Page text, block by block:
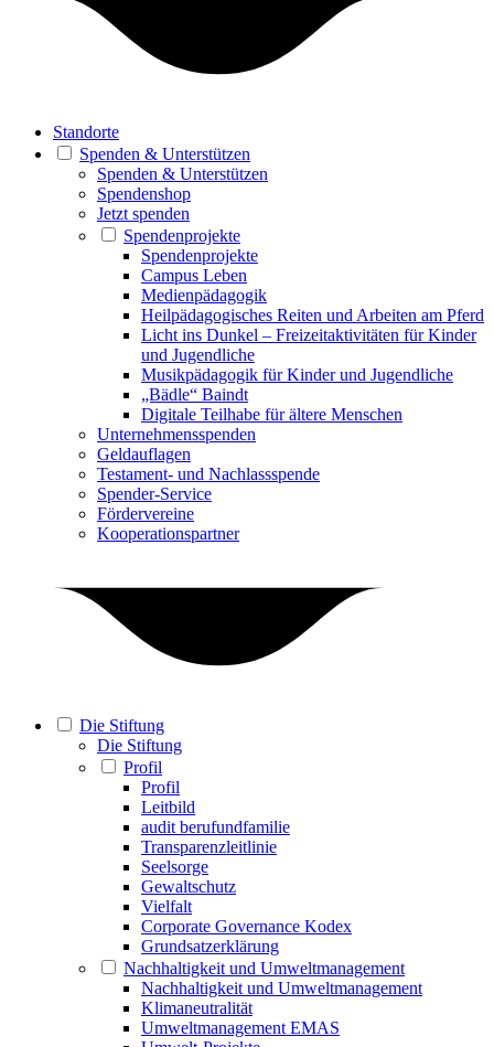
Standorte
Spenden & Unterstützen
Spenden & Unterstützen
Spendenshop
Jetzt spenden
Spendenprojekte
Spendenprojekte
Campus Leben
Medienpädagogik
Heilpädagogisches Reiten und Arbeiten am Pferd
Licht ins Dunkel – Freizeitaktivitäten für Kinder
und Jugendliche
Musikpädagogik für Kinder und Jugendliche
„Bädle“ Baindt
Digitale Teilhabe für ältere Menschen
Unternehmensspenden
Geldauflagen
Testament- und Nachlassspende
Spender-Service
Fördervereine
Kooperationspartner
Die Stiftung
Die Stiftung
Profil
Profil
Leitbild
audit berufundfamilie
Transparenzleitlinie
Seelsorge
Gewaltschutz
Vielfalt
Corporate Governance Kodex
Grundsatzerklärung
Nachhaltigkeit und Umweltmanagement
Nachhaltigkeit und Umweltmanagement
Klimaneutralität
Umweltmanagement EMAS